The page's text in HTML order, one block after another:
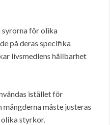
syrorna för olika
på deras specifika
livsmedlens hållbarhet
istället för
måste justeras
styrkor.